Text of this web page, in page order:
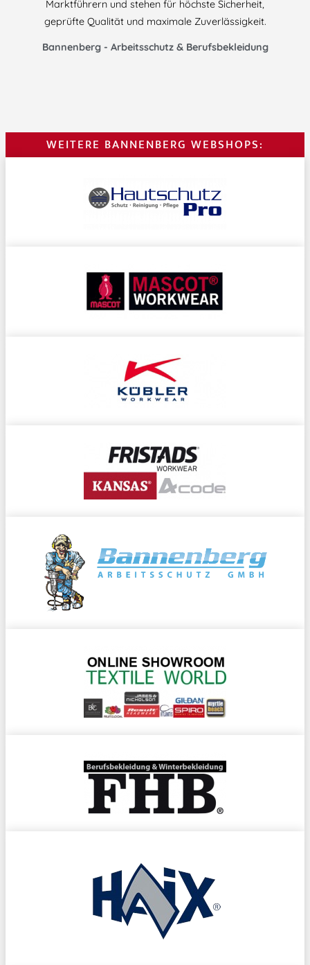
Marktführern und stehen für höchste Sicherheit,
geprüfte Qualität und maximale Zuverlässigkeit.
Bannenberg - Arbeitsschutz & Berufsbekleidung
WEITERE BANNENBERG WEBSHOPS: